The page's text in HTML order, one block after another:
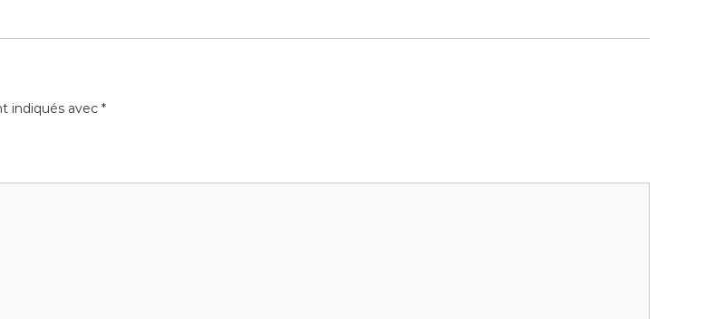
indiqués avec *